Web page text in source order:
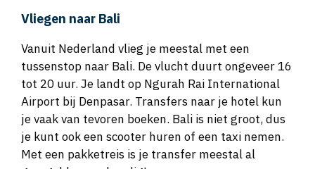
Vliegen naar Bali
Vanuit Nederland vlieg je meestal met een
tussenstop naar Bali. De vlucht duurt ongeveer 16
tot 20 uur. Je landt op Ngurah Rai International
Airport bij Denpasar. Transfers naar je hotel kun
je vaak van tevoren boeken. Bali is niet groot, dus
je kunt ook een scooter huren of een taxi nemen.
Met een pakketreis is je transfer meestal al